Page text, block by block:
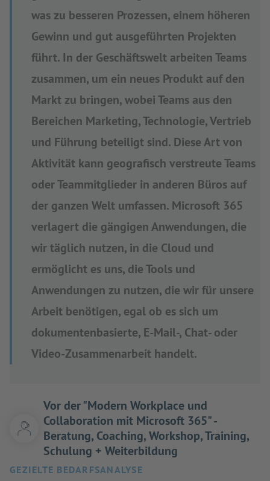
was zu besseren Prozessen, einem höheren
Gewinn und gut ausgeführten Projekten
führt. In der Geschäftswelt arbeiten Teams
zusammen, um ein neues Produkt auf den
Markt zu bringen, wobei Teams aus den
Bereichen Marketing, Technologie, Vertrieb
und Führung beteiligt sind. Diese Art von
Aktivität kann geografisch verstreute Teams
oder Teammitglieder in anderen Büros auf
der ganzen Welt umfassen. Microsoft 365
verlagert die gängigen Anwendungen, die
wir täglich nutzen, in die Cloud und
ermöglicht es uns, die Tools und
Anwendungen zu nutzen, die wir für unsere
Arbeit benötigen, egal ob es sich um
dokumentenbasierte, E-Mail-, Chat- oder
Video-Zusammenarbeit handelt.
Vor der "Modern Workplace und
Collaboration mit Microsoft 365" -
Beratung, Coaching, Workshop, Training,
Schulung + Weiterbildung
GEZIELTE BEDARFSANALYSE